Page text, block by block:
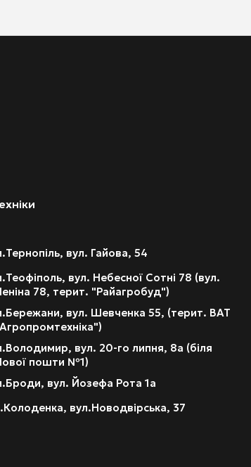
вул. Гайова, 54
вул. Небесної Сотні 78 (вул.
78, терит. "Райагробуд")
вул. Шевченка 55, (терит. ВАТ
вул. 20-го липня, 8а (біля
пошти №1)
вул. Йозефа Рота 1а
вул.Новодвірська, 37